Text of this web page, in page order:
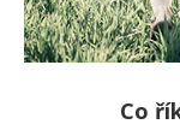
Co